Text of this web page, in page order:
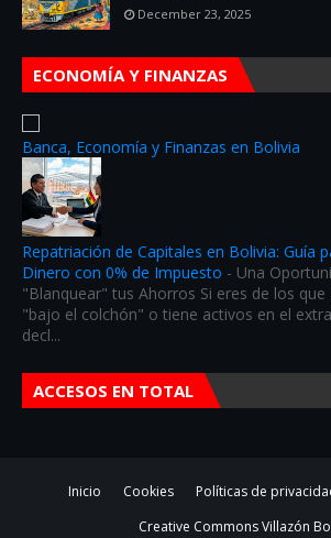
December 23, 2025
ECONOMÍA Y FINANZAS
Banca, Economía y Finanzas en Bolivia
Repatriación de Capitales en Bolivia: Guía
Dinero con 0% de Impuesto - Una
"Blanquear" tus Ahorros Si eres de los
"bajo el colchón" o tiene activos en el
decl...
ACCESOS EN TOTAL
Inicio Cookies Políticas de
Creative CommonsVillazón